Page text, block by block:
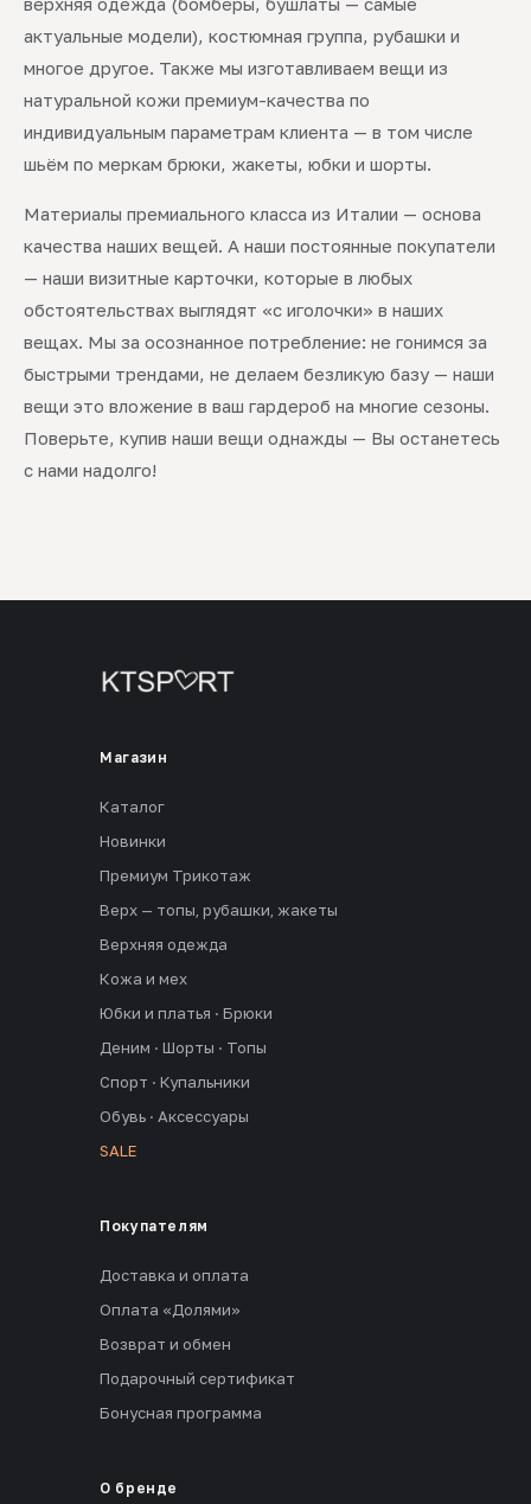
актуальные модели), костюмная группа, рубашки и
многое другое. Также мы изготавливаем вещи из
натуральной кожи премиум-качества по
индивидуальным параметрам клиента — в том числе
шьём по меркам брюки, жакеты, юбки и шорты.
Материалы премиального класса из Италии — основа
качества наших вещей. А наши постоянные покупатели
— наши визитные карточки, которые в любых
обстоятельствах выглядят «с иголочки» в наших
вещах. Мы за осознанное потребление: не гонимся за
быстрыми трендами, не делаем безликую базу — наши
вещи это вложение в ваш гардероб на многие сезоны.
Поверьте, купив наши вещи однажды — Вы останетесь
с нами надолго!
Магазин
Каталог
Новинки
Премиум Трикотаж
Верх — топы, рубашки, жакеты
Верхняя одежда
Кожа и мех
Юбки и платья · Брюки
Деним · Шорты · Топы
Спорт · Купальники
Обувь · Аксессуары
SALE
Покупателям
Доставка и оплата
Оплата «Долями»
Возврат и обмен
Подарочный сертификат
Бонусная программа
О бренде